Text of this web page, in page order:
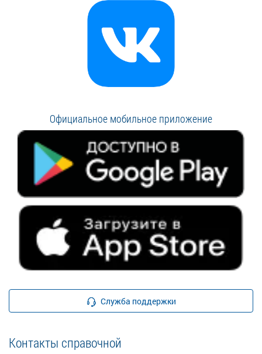
Официальное мобильное приложение
Служба поддержки
Контакты справочной